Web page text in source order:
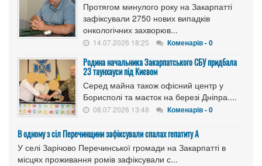
Протягом минулого року на Закарпатті
зафіксували 2750 нових випадків
онкологічних захворюв...
14.07.2026 18:25 Коменарів - 0
Родина начальника Закарпатського СБУ придбала
23 таунхауси під Києвом
Серед майна також офісний центр у
Борисполі та маєток на березі Дніпра....
08.07.2026 13:48 Коменарів - 0
В одному з сіл Перечинщини зафіксували спалах гепатиту А
У селі Зарічово Перечинської громади на Закарпатті в
місцях проживання ромів зафіксували с...